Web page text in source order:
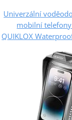
Univerzální
mobilní
QUIKLOX